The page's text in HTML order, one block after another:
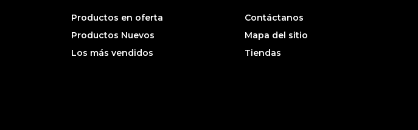
Productos en oferta
Productos Nuevos
Los más vendidos
Contáctanos
Mapa del sitio
Tiendas